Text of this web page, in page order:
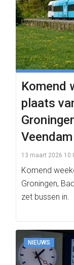
Komend
plaats
Veendam
13 maart 2026
Komend
Groningen,
zet bussen in.
NIEUWS